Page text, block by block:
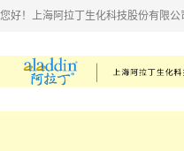
您好！上海阿拉丁生化科技股份有限公